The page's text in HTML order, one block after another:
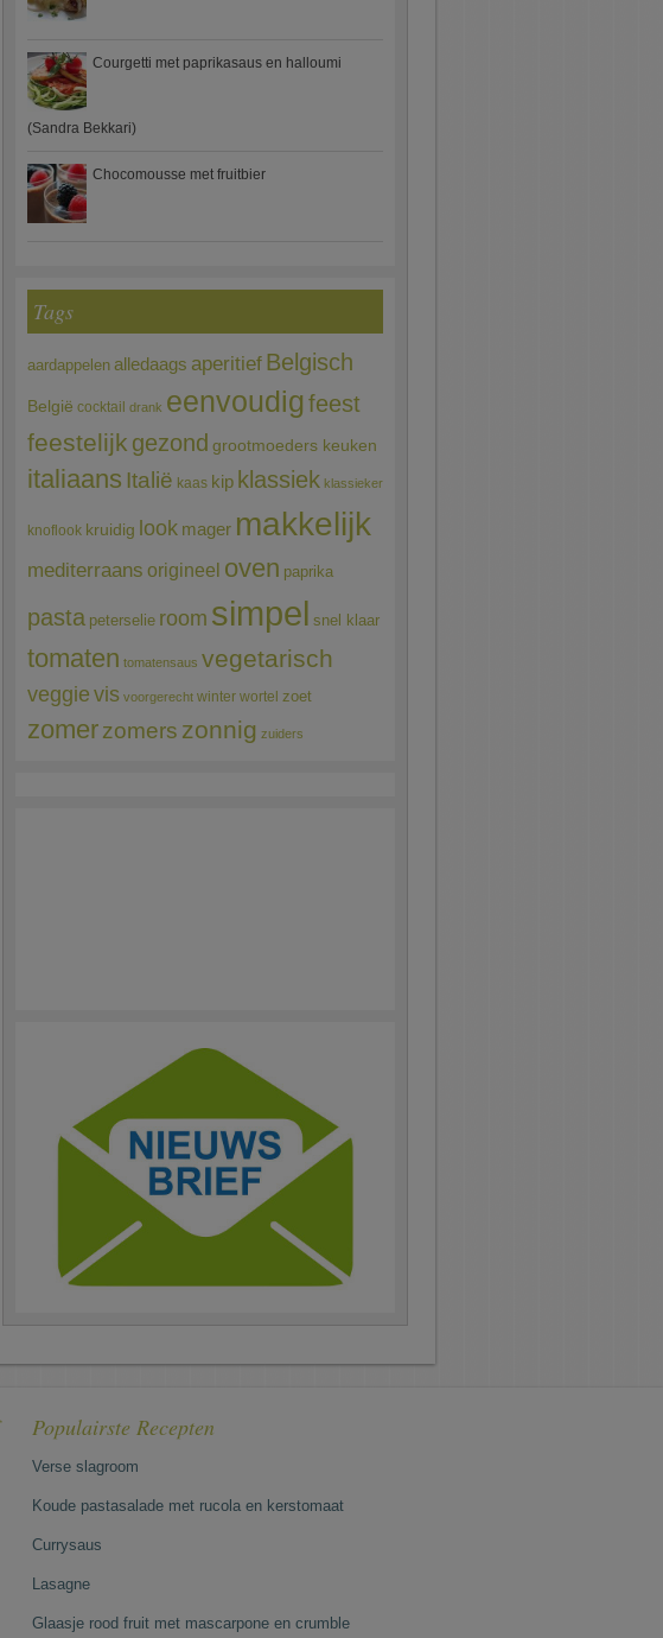
Courgetti met paprikasaus en halloumi
(Sandra Bekkari)
Chocomousse met fruitbier
Tags
aardappelen alledaags aperitief Belgisch
België cocktail drank eenvoudigfeest
feestelijk gezond grootmoeders keuken
italiaans Italië kaas kip klassiek klassieker
knoflook kruidig look mager makkelijk
mediterraans origineel oven paprika
pasta peterselie room simpel snel klaar
tomaten tomatensaus vegetarisch
veggie vis voorgerecht winter wortel zoet
zomerzomers zonnig zuiders
Populairste Recepten
Verse slagroom
Koude pastasalade met rucola en kerstomaat
Currysaus
Lasagne
Glaasje rood fruit met mascarpone en crumble